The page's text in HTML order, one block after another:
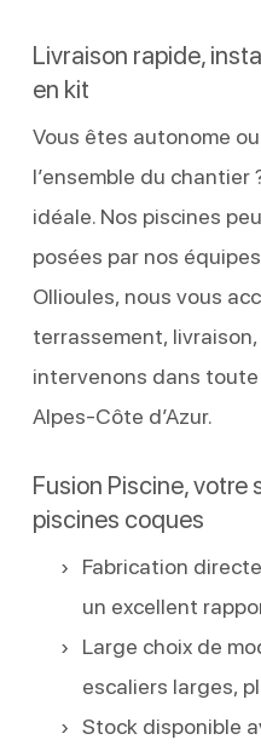
Livraison rapide,
en kit
Vous êtes autonome
l’ensemble du chantier
idéale. Nos piscines
posées par nos
Ollioules, nous vous
terrassement, livraison,
intervenons dans
Alpes-Côte d’Azur.
Fusion Piscine, votre
piscines coques
Fabrication
un excellent
Large choix de
escaliers larges,
Stock disponible